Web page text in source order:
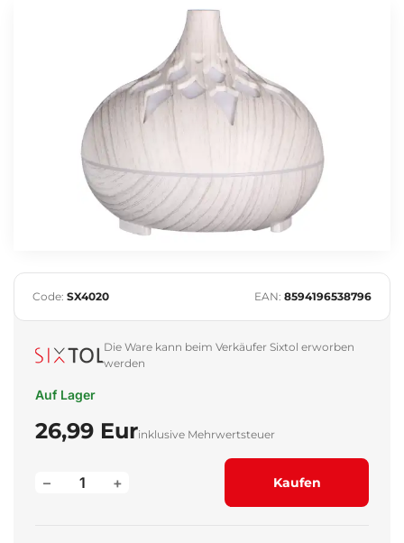
Code: SX4020 EAN: 8594196538796
Die Ware kann beim Verkäufer Sixtol erworben
werden
Auf Lager
26,99 Eurinklusive Mehrwertsteuer
+
– Kaufen